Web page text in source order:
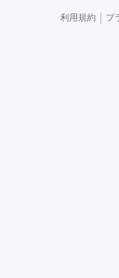
利用規約 プ